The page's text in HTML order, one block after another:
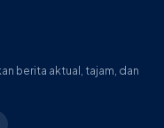
berita aktual, tajam, dan